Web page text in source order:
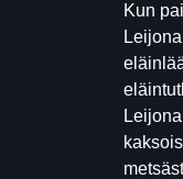
Kun